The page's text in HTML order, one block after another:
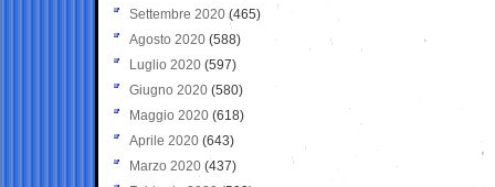
Settembre 2020(465)
Agosto 2020 (588)
Luglio 2020 (597)
Giugno 2020 (580)
Maggio 2020 (618)
Aprile 2020 (643)
Marzo 2020 (437)